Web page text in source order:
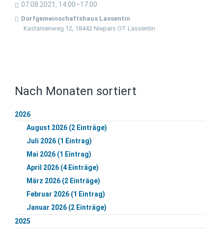
07.08.2021, 14:00–17:00
Dorfgemeinschaftshaus Lassentin
Kastanienweg 12, 18442 Niepars OT Lassentin
Nach Monaten sortiert
2026
August 2026 (2 Einträge)
Juli 2026 (1 Eintrag)
Mai 2026 (1 Eintrag)
April 2026 (4 Einträge)
März 2026 (2 Einträge)
Februar 2026 (1 Eintrag)
Januar 2026 (2 Einträge)
2025